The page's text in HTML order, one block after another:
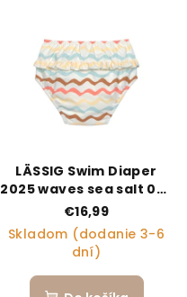
LÄSSIG Swim Diaper
2025 waves sea salt 07-
12 mo.
€16,99
Skladom (dodanie 3-6
dní)